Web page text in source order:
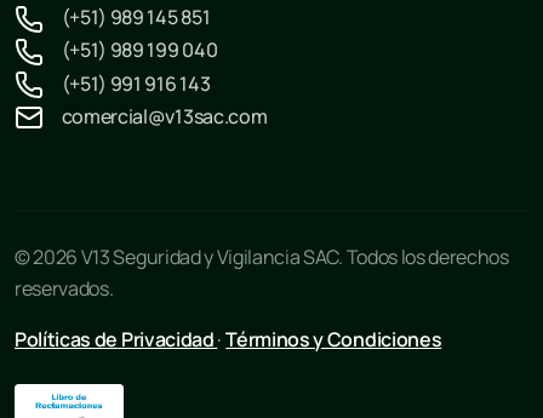
(+51) 989 145 851
(+51) 989 199 040
(+51) 991 916 143
comercial@v13sac.com
© 2026 V13 Seguridad y Vigilancia SAC. Todos los derechos
reservados.
Políticas de Privacidad·Términos y Condiciones